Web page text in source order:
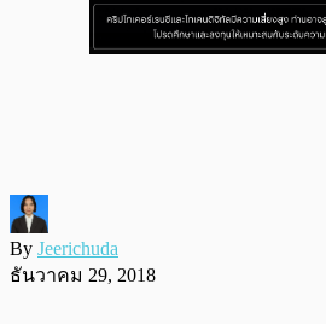
By Jeerichuda
ธันวาคม 29, 2018